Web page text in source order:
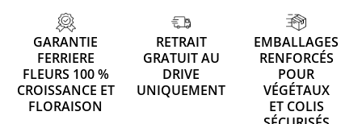
GARANTIE
FERRIERE
FLEURS 100 %
CROISSANCE ET
FLORAISON
RETRAIT
GRATUIT AU
DRIVE
UNIQUEMENT
EMBALLAGES
RENFORCÉS
POUR
VÉGÉTAUX
ET COLIS